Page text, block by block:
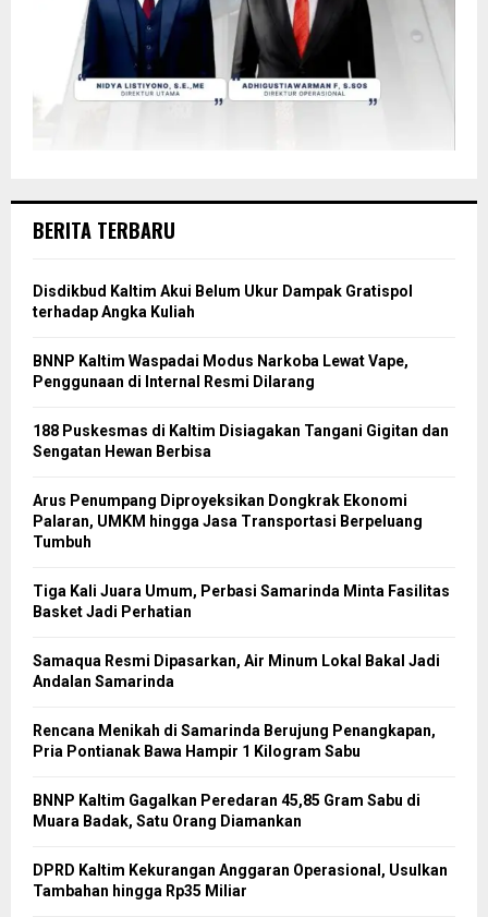
BERITA TERBARU
Disdikbud Kaltim Akui Belum Ukur Dampak Gratispol
terhadap Angka Kuliah
BNNP Kaltim Waspadai Modus Narkoba Lewat Vape,
Penggunaan di Internal Resmi Dilarang
188 Puskesmas di Kaltim Disiagakan Tangani Gigitan dan
Sengatan Hewan Berbisa
Arus Penumpang Diproyeksikan Dongkrak Ekonomi
Palaran, UMKM hingga Jasa Transportasi Berpeluang
Tumbuh
Tiga Kali Juara Umum, Perbasi Samarinda Minta Fasilitas
Basket Jadi Perhatian
Samaqua Resmi Dipasarkan, Air Minum Lokal Bakal Jadi
Andalan Samarinda
Rencana Menikah di Samarinda Berujung Penangkapan,
Pria Pontianak Bawa Hampir 1 Kilogram Sabu
BNNP Kaltim Gagalkan Peredaran 45,85 Gram Sabu di
Muara Badak, Satu Orang Diamankan
DPRD Kaltim Kekurangan Anggaran Operasional, Usulkan
Tambahan hingga Rp35 Miliar